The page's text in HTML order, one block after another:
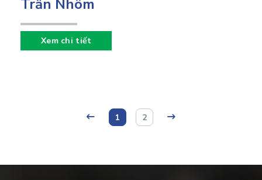
Trần Nhôm
Xem chi tiết
1 2